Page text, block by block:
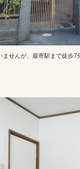
ませんが、最寄駅まで徒歩7